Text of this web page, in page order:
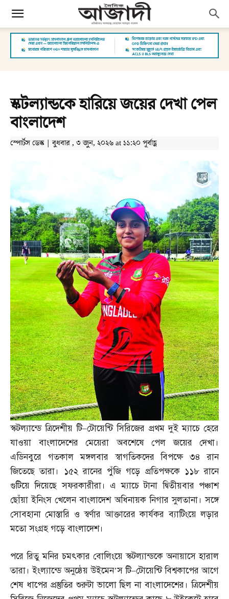
স্কটল্যান্ডকে হারিয়ে জয়ের দেখা পেল
বাংলাদেশ
স্পোর্টস ডেস্ক | বুধবার , ৩ জুন, ২০২৬ at ১১:২০ পূর্বাহ্ণ
স্কটল্যান্ডে ত্রিদেশীয় টি–টোয়েন্টি সিরিজের প্রথম দুই ম্যাচে হেরে
যাওয়া বাংলাদেশের মেয়েরা অবশেষে পেল জয়ের দেখা।
এডিনবুরে গতকাল মঙ্গলবার স্বাগতিকদের বিপক্ষে ৩৪ রান
জিতেছে তারা। ১৫২ রানের পুঁজি গড়ে প্রতিপক্ষকে ১১৮ রানে
গুটিয়ে দিয়েছে সফরকারীরা। এ ম্যাচে টানা দ্বিতীয়বার পঞ্চাশ
ছোঁয়া ইনিংস খেলেন বাংলাদেশ অধিনায়ক নিগার সুলতানা। সঙ্গে
সোবহানা মোস্তারি ও স্বর্ণার আক্তারের কার্যকর ব্যাটিংয়ে লড়ার
মতো সংগ্রহ গড়ে বাংলাদেশ।
পরে রিতু মনির চমৎকার বোলিংয়ে স্কটল্যান্ডকে অনায়াসে হারাল
তারা। ইংল্যান্ডে অনুষ্ঠেয় উইমেন’স টি–টোয়েন্টি বিশ্বকাপের আগে
শেষ ধাপের প্রস্তুতির শুরুটা ভালো ছিল না বাংলাদেশের। ত্রিদেশীয়